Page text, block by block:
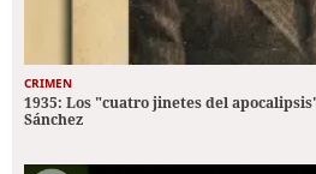
CRIMEN
1935: Los "cuatro jinetes del
Sánchez